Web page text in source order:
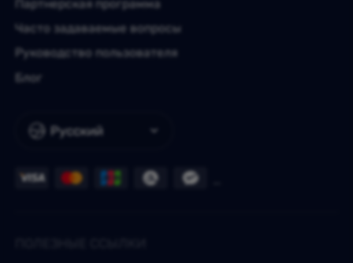
Русский
Партнерская программа
Часто задаваемые вопросы
Руководство пользователя
Блог